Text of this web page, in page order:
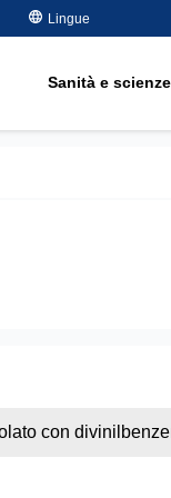
Lingue
Sanità e
metalli
Addolcimento
Water Purity
con